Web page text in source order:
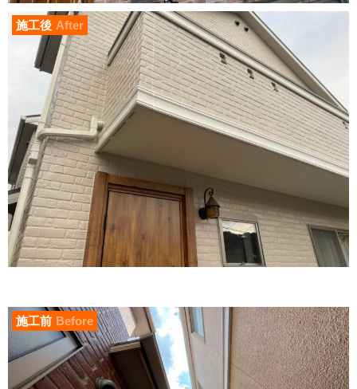
施工後 After
施工前 Before